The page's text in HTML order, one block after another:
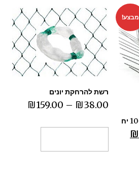
מבצע!
₪
רשת להרחקת יונים
₪38.00
–
₪159.00